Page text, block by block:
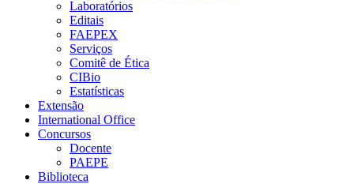
Laboratórios
Editais
FAEPEX
Serviços
Comitê de Ética
CIBio
Estatísticas
Extensão
International Office
Concursos
Docente
PAEPE
Biblioteca